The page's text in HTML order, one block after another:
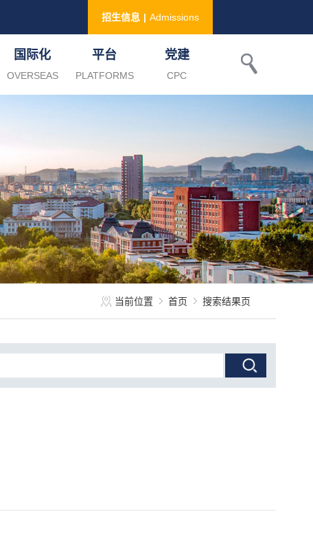
招生信息 | Admissions
国际化
OVERSEAS
平台
PLATFORMS
党建
CPC
当前位置 首页 搜索结果页